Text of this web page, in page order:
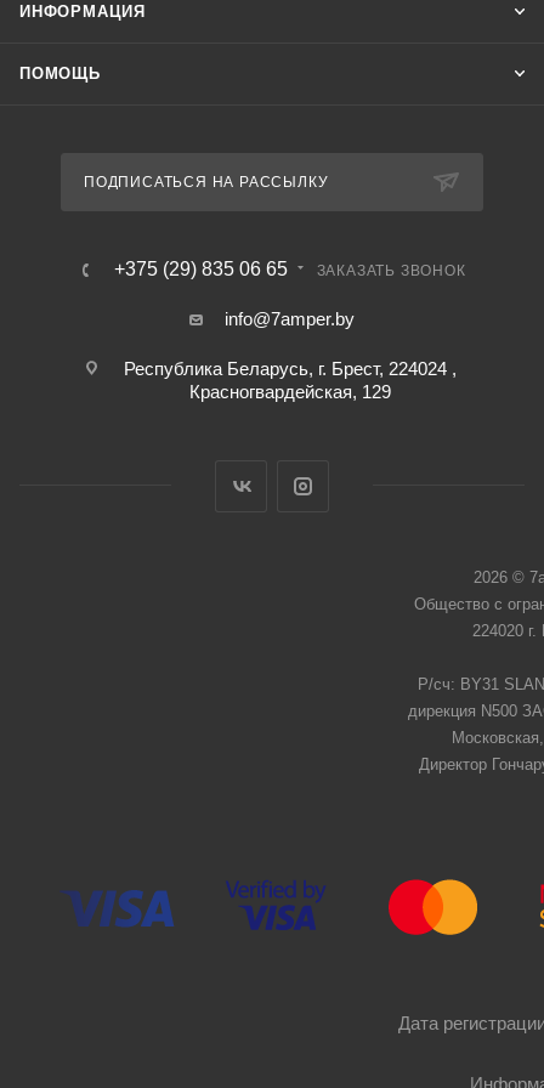
ИНФОРМАЦИЯ
ПОМОЩЬ
ПОДПИСАТЬСЯ НА РАССЫЛКУ
+375 (29) 835 06 65 ЗАКАЗАТЬ ЗВОНОК
info@7amper.by
Республика Беларусь, г. Брест, 224024 ,
Красногвардейская, 129
2026 ©
Общество с
224020
Р/сч: BY31
дирекция N500
Директор
Дата